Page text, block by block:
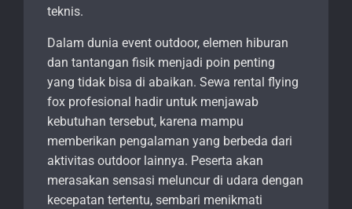
teknis.
Dalam dunia event outdoor, elemen hiburan
dan tantangan fisik menjadi poin penting
yang tidak bisa di abaikan. Sewa rental flying
fox profesional hadir untuk menjawab
kebutuhan tersebut, karena mampu
memberikan pengalaman yang berbeda dari
aktivitas outdoor lainnya. Peserta akan
merasakan sensasi meluncur di udara dengan
kecepatan tertentu, sembari menikmati